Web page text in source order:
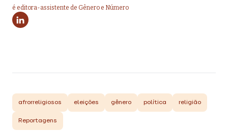
é editora-assistente de Gênero e Número
afrorreligiosos eleições gênero política religião
Reportagens